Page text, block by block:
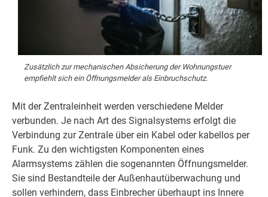
Zusätzlich zur mechanischen Absicherung der Wohnungstuer
empfiehlt sich ein Öffnungsmelder als Einbruchschutz.
Mit der Zentraleinheit werden verschiedene Melder
verbunden. Je nach Art des Signalsystems erfolgt die
Verbindung zur Zentrale über ein Kabel oder kabellos per
Funk. Zu den wichtigsten Komponenten eines
Alarmsystems zählen die sogenannten Öffnungsmelder.
Sie sind Bestandteile der Außenhautüberwachung und
sollen verhindern, dass Einbrecher überhaupt ins Innere